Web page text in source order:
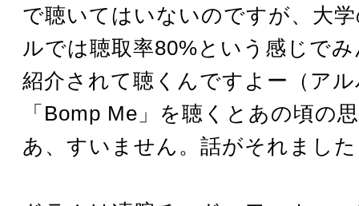
で聴いてはいないのですが、大
ルでは聴取率80%という感じで
紹介されて聴くんですよー（ア
「Bomp Me」を聴くとあの頃の
あ、すいません。話がそれまし